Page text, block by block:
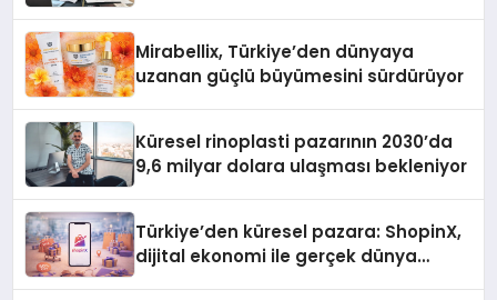
Mirabellix, Türkiye’den dünyaya
uzanan güçlü büyümesini sürdürüyor
Küresel rinoplasti pazarının 2030’da
9,6 milyar dolara ulaşması bekleniyor
Türkiye’den küresel pazara: ShopinX,
dijital ekonomi ile gerçek dünya